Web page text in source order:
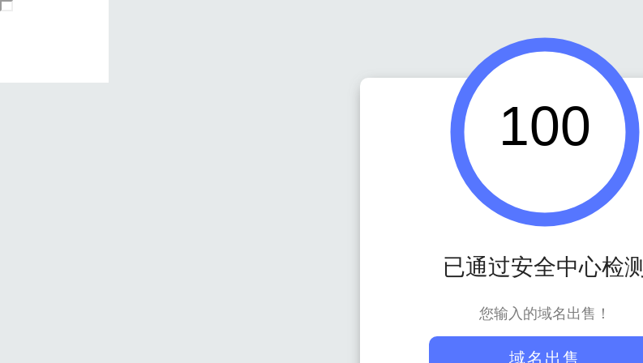
100
已通过安全中心检测
您输入的域名出售！
域名出售